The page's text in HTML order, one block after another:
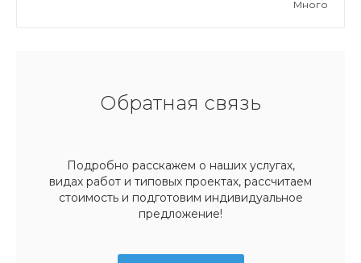
Много
Обратная связь
Подробно расскажем о наших услугах,
видах работ и типовых проектах, рассчитаем
стоимость и подготовим индивидуальное
предложение!